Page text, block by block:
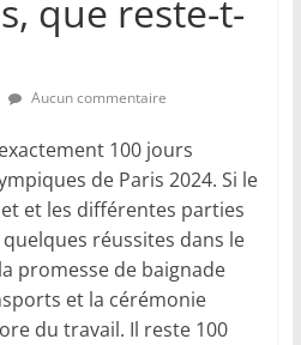
que reste-t-
Aucun commentaire
100 jours
de Paris 2024. Si le
et les différentes parties
réussites dans le
promesse de baignade
et la cérémonie
du travail. Il reste 100